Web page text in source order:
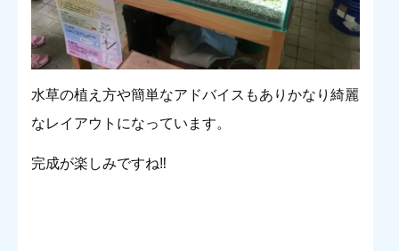
水草の植え方や簡単なアドバイスもありかなり綺麗
なレイアウトになっています。
完成が楽しみですね‼︎